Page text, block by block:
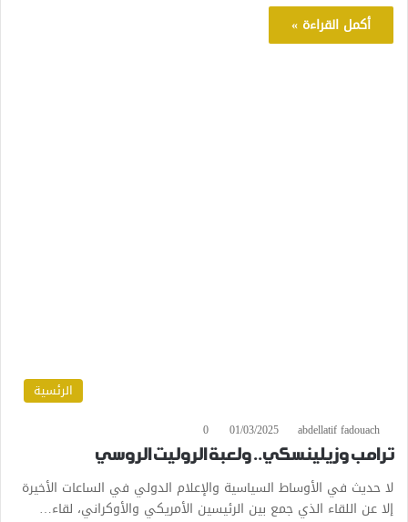
أكمل القراءة »
الرئسية
abdellatif fadouach
01/03/2025
0
ترامب وزيلينسكي.. ولعبة الروليت الروسي
لا حديث في الأوساط السياسية والإعلام الدولي في الساعات الأخيرة
إلا عن اللقاء الذي جمع بين الرئيسين الأمريكي والأوكراني، لقاء…